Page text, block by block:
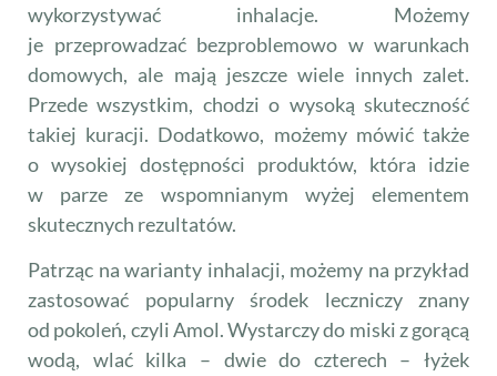
wykorzystywać inhalacje. Możemy
je przeprowadzać bezproblemowo w warunkach
domowych, ale mają jeszcze wiele innych zalet.
Przede wszystkim, chodzi o wysoką skuteczność
takiej kuracji. Dodatkowo, możemy mówić także
o wysokiej dostępności produktów, która idzie
w parze ze wspomnianym wyżej elementem
skutecznych rezultatów.
Patrząc na warianty inhalacji, możemy na przykład
zastosować popularny środek leczniczy znany
od pokoleń, czyli Amol. Wystarczy do miski z gorącą
wodą, wlać kilka – dwie do czterech – łyżek